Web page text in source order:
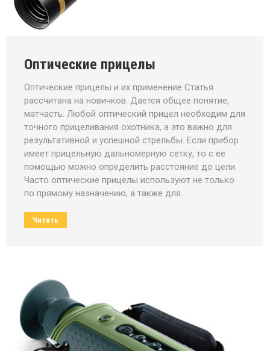
Оптические прицелы
Оптические прицелы и их применение Статья
рассчитана на новичков. Дается общее понятие,
матчасть. Любой оптический прицел необходим для
точного прицеливания охотника, а это важно для
результативной и успешной стрельбы. Если прибор
имеет прицельную дальномерную сетку, то с ее
помощью можно определить расстояние до цели.
Часто оптические прицелы используют не только
по прямому назначению, а также для…
Читать